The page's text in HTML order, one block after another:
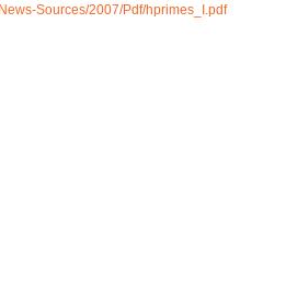
Sources/2007/Pdf/hprimes_I.pdf